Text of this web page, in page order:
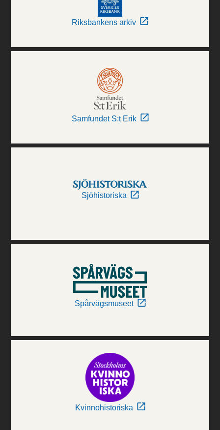
Riksbankens arkiv
Samfundet S:t Erik
Sjöhistoriska
Spårvägsmuseet
Kvinnohistoriska